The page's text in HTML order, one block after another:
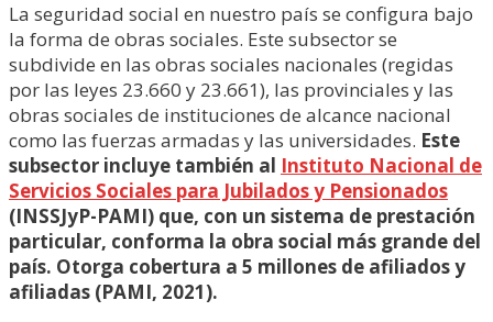
La seguridad social en nuestro país se configura bajo
la forma de obras sociales. Este subsector se
subdivide en las obras sociales nacionales (regidas
por las leyes 23.660 y 23.661), las provinciales y las
obras sociales de instituciones de alcance nacional
como las fuerzas armadas y las universidades. Este
subsector incluye también al Instituto Nacional de
Servicios Sociales para Jubilados y Pensionados
(INSSJyP-PAMI) que, con un sistema de prestación
particular, conforma la obra social más grande del
país. Otorga cobertura a 5 millones de afiliados y
afiliadas (PAMI, 2021).